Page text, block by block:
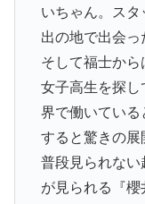
いちゃん。ス
出の地で出会
そして福士か
女子高生を探
界で働いている
すると驚きの展
普段見られない
が見られる『